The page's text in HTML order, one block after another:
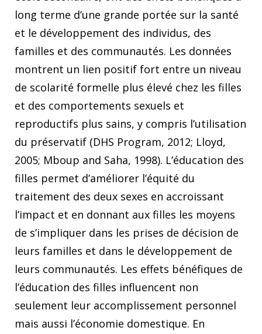
long terme d’une grande portée sur la santé
et le développement des individus, des
familles et des communautés. Les données
montrent un lien positif fort entre un niveau
de scolarité formelle plus élevé chez les filles
et des comportements sexuels et
reproductifs plus sains, y compris l’utilisation
du préservatif (DHS Program, 2012; Lloyd,
2005; Mboup and Saha, 1998). L’éducation des
filles permet d’améliorer l’équité du
traitement des deux sexes en accroissant
l’impact et en donnant aux filles les moyens
de s’impliquer dans les prises de décision de
leurs familles et dans le développement de
leurs communautés. Les effets bénéfiques de
l’éducation des filles influencent non
seulement leur accomplissement personnel
mais aussi l’économie domestique. En